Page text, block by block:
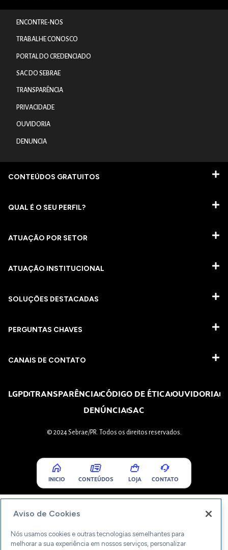
ENCONTRE-NOS
TRABALHE CONOSCO
PORTAL DO CREDENCIADO
SAC DO SEBRAE
TRANSPARÊNCIA
PRIVACIDADE
OUVIDORIA
DENUNCIA
CONTEÚDOS GRATUITOS
QUAL É O SEU PERFIL?
ATUAÇÃO POR SETOR
ATUAÇÃO INSTITUCIONAL
SOLUÇÕES DESTACADAS
PERGUNTAS CHAVES​
CANAIS DE CONTATO
LGPDTRANSPARÊNCIACÓDIGO DE ÉTICAOUVIDORIA
DENÚNCIASAC
© 2024 Sebrae/PR. Todos os direitos reservados.
INICIO CONTEÚDOS LOJA CONTATO
Aviso de Cookies
Nós usamos cookies e outras tecnologias semelhantes para
melhorar a sua experiência em nossos serviços, personalizar